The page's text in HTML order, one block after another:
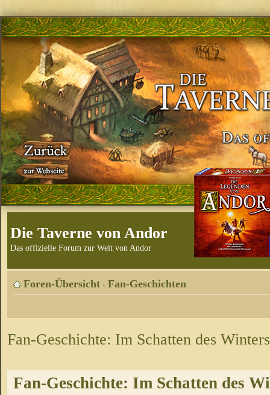
Die Taverne von Andor
Das offizielle Forum zur Welt von Andor
Foren-Übersicht ‹ Fan-Geschichten
Fan-Geschichte: Im Schatten des Winters
Fan-Geschichte: Im Schatten des